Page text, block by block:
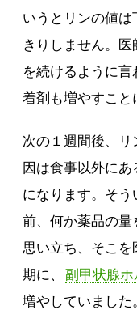
いうとリンの値
きりしません。
を続けるように
着剤も増やすこと
次の１週間後、
因は食事以外に
になります。そ
前、何か薬品の量
思い立ち、そこ
期に、
副甲状腺ホ
増やしていまし